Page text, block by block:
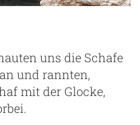
uns die Schafe
und rannten,
mit der Glocke,